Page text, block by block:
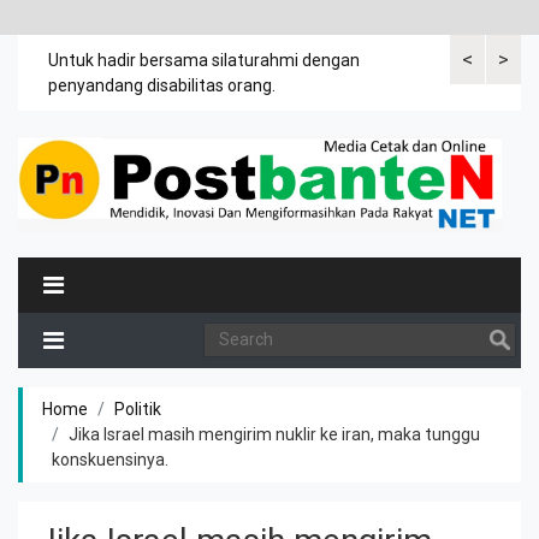
<
Untuk hadir bersama silaturahmi dengan
penyandang disabilitas orang.
Bupati>
Home
Politik
Jika Israel masih mengirim nuklir ke iran, maka tunggu
konskuensinya.